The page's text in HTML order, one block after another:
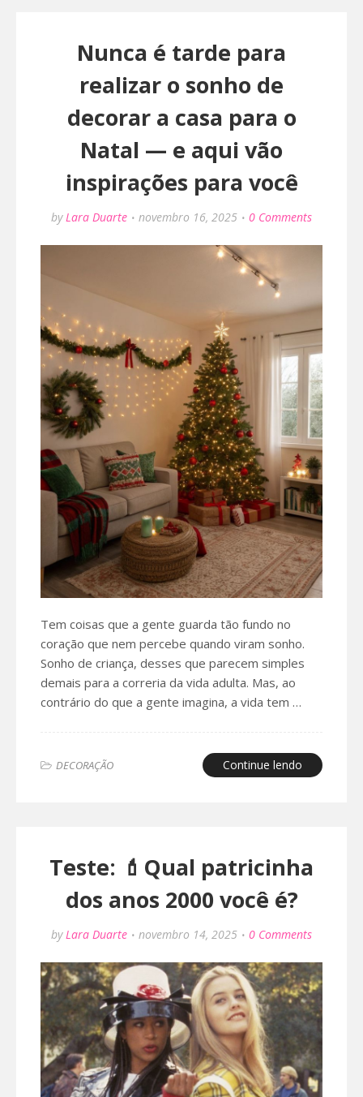
Nunca é tarde para
realizar o sonho de
decorar a casa para o
Natal — e aqui vão
inspirações para você
by Lara Duarte novembro 16, 2025 0 Comments
Tem coisas que a gente guarda tão fundo no
coração que nem percebe quando viram sonho.
Sonho de criança, desses que parecem simples
demais para a correria da vida adulta. Mas, ao
contrário do que a gente imagina, a vida tem …
DECORAÇÃO Continue lendo
Teste: 💄Qual patricinha
dos anos 2000 você é?
by Lara Duarte novembro 14, 2025 0 Comments